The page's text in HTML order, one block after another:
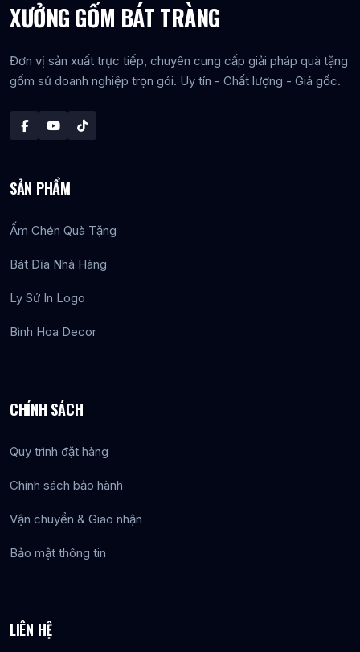
XƯỞNG GỐM BÁT TRÀNG
Đơn vị sản xuất trực tiếp, chuyên cung cấp giải pháp quà tặng
gốm sứ doanh nghiệp trọn gói. Uy tín - Chất lượng - Giá gốc.
SẢN PHẨM
Ấm Chén Quà Tặng
Bát Đĩa Nhà Hàng
Ly Sứ In Logo
Bình Hoa Decor
CHÍNH SÁCH
Quy trình đặt hàng
Chính sách bảo hành
Vận chuyển & Giao nhận
Bảo mật thông tin
LIÊN HỆ